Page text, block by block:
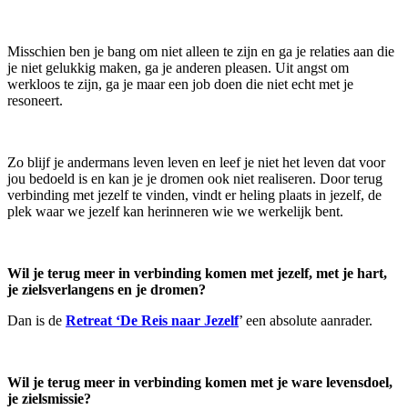
Misschien ben je bang om niet alleen te zijn en ga je relaties aan die
je niet gelukkig maken, ga je anderen pleasen. Uit angst om
werkloos te zijn, ga je maar een job doen die niet echt met je
resoneert.
Zo blijf je andermans leven leven en leef je niet het leven dat voor
jou bedoeld is en kan je je dromen ook niet realiseren. Door terug
verbinding met jezelf te vinden, vindt er heling plaats in jezelf, de
plek waar we jezelf kan herinneren wie we werkelijk bent.
Wil je terug meer in verbinding komen met jezelf, met je hart,
je zielsverlangens en je dromen?
Dan is de Retreat ‘De Reis naar Jezelf’ een absolute aanrader.
Wil je terug meer in verbinding komen met je ware levensdoel,
je zielsmissie?